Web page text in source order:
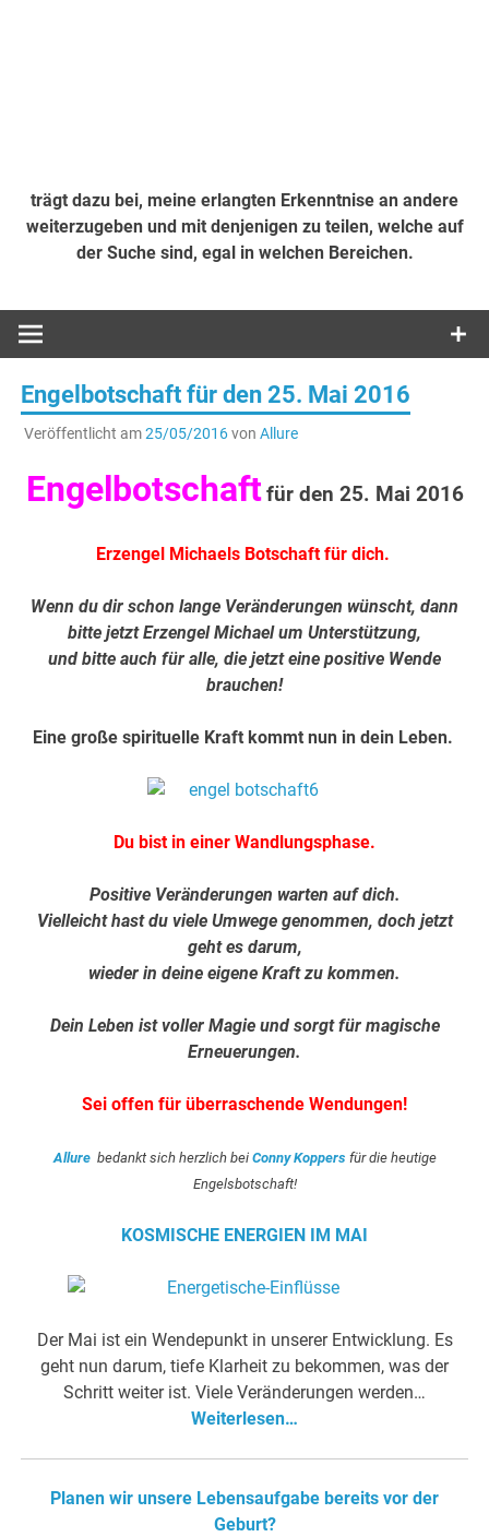
trägt dazu bei, meine erlangten Erkenntnise an andere
weiterzugeben und mit denjenigen zu teilen, welche auf
der Suche sind, egal in welchen Bereichen.
Engelbotschaft für den 25. Mai 2016
Veröffentlicht am25/05/2016von Allure
Engelbotschaft für den 25. Mai 2016
Erzengel Michaels Botschaft für dich.
Wenn du dir schon lange Veränderungen wünscht, dann
bitte jetzt Erzengel Michael um Unterstützung,
und bitte auch für alle, die jetzt eine positive Wende
brauchen!
Eine große spirituelle Kraft kommt nun in dein Leben.
Du bist in einer Wandlungsphase.
Positive Veränderungen warten auf dich.
Vielleicht hast du viele Umwege genommen, doch jetzt
geht es darum,
wieder in deine eigene Kraft zu kommen.
Dein Leben ist voller Magie und sorgt für magische
Erneuerungen.
Sei offen für überraschende Wendungen!
Allure bedankt sich herzlich bei Conny Koppers für die heutige
Engelsbotschaft!
KOSMISCHE ENERGIEN IM MAI
Der Mai ist ein Wendepunkt in unserer Entwicklung. Es
geht nun darum, tiefe Klarheit zu bekommen, was der
Schritt weiter ist. Viele Veränderungen werden…
Weiterlesen…
Planen wir unsere Lebensaufgabe bereits vor der
Geburt?